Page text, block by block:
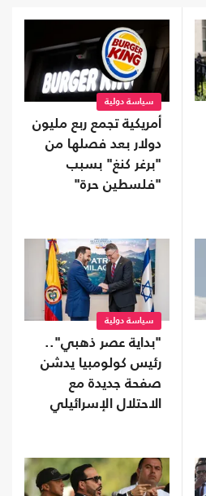
سياسة دولية
أمريكية تجمع ربع مليون
دولار بعد فصلها من
"برغر كنغ" بسبب
"فلسطين حرة"
سياسة دولية
"بداية عصر ذهبي"..
رئيس كولومبيا يدشن
صفحة جديدة مع
الاحتلال الإسرائيلي